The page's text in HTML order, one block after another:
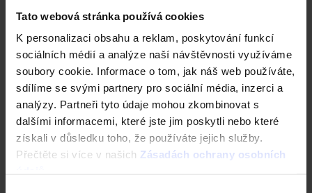
Tato webová stránka používá cookies
K personalizaci obsahu a reklam, poskytování funkcí
sociálních médií a analýze naší návštěvnosti využíváme
soubory cookie. Informace o tom, jak náš web používáte,
sdílíme se svými partnery pro sociální média, inzerci a
analýzy. Partneři tyto údaje mohou zkombinovat s
dalšími informacemi, které jste jim poskytli nebo které
získali v důsledku toho, že používáte jejich služby.
Přečtěte si více v našich Zásadách ochrany osobních